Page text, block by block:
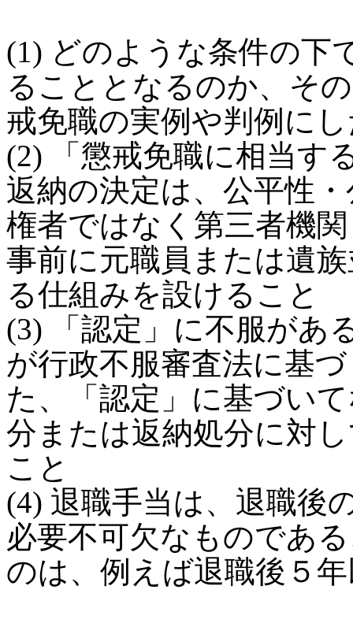
(1) どのような条件の下
ることとなるのか、そ
戒免職の実例や判例に
(2) 「懲戒免職に相当す
返納の決定は、公平性
権者ではなく第三者機
事前に元職員または遺
る仕組みを設けること
(3) 「認定」に不服があ
が行政不服審査法に基
た、「認定」に基づい
分または返納処分に対
こと
(4) 退職手当は、退職後
必要不可欠なものであ
のは、例えば退職後５